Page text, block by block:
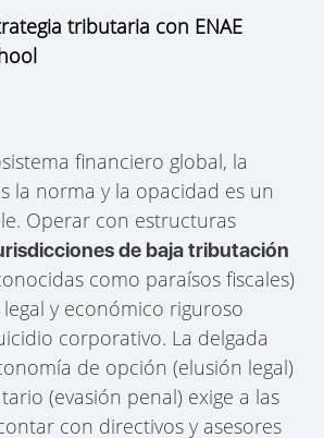
tributaria con ENAE
financiero global, la
la norma y la opacidad es un
Operar con estructuras
de baja tributación
como paraísos fiscales)
y económico riguroso
corporativo. La delgada
de opción (elusión legal)
(evasión penal) exige a las
con directivos y asesores